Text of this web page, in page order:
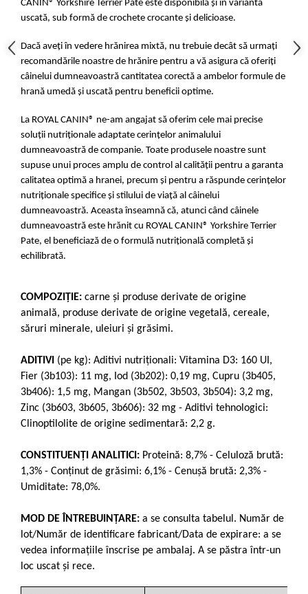
CANIN® Yorkshire Terrier Pate este disponibilă și în varianta
uscată, sub formă de crochete crocante și delicioase.
Dacă aveți în vedere hrănirea mixtă, nu trebuie decât să urmați
recomandările noastre de hrănire pentru a vă asigura că oferiți
câinelui dumneavoastră cantitatea corectă a ambelor formule de
hrană umedă și uscată pentru beneficii optime.
La ROYAL CANIN® ne-am angajat să oferim cele mai precise
soluții nutriționale adaptate cerințelor animalului
dumneavoastră de companie. Toate produsele noastre sunt
supuse unui proces amplu de control al calității pentru a garanta
calitatea optimă a hranei, precum și pentru a răspunde cerințelor
nutriționale specifice și stilului de viață al câinelui
dumneavoastră. Aceasta înseamnă că, atunci când câinele
dumneavoastră este hrănit cu ROYAL CANIN® Yorkshire Terrier
Pate, el beneficiază de o formulă nutrițională completă și
echilibrată.
COMPOZIŢIE: carne şi produse derivate de origine
animală, produse derivate de origine vegetală, cereale,
săruri minerale, uleiuri şi grăsimi.
ADITIVI (pe kg): Aditivi nutriţionali: Vitamina D3: 160 UI,
Fier (3b103): 11 mg, Iod (3b202): 0,19 mg, Cupru (3b405,
3b406): 1,5 mg, Mangan (3b502, 3b503, 3b504): 3,2 mg,
Zinc (3b603, 3b605, 3b606): 32 mg - Aditivi tehnologici:
Clinoptilolite de origine sedimentară: 2,2 g.
CONSTITUENŢI ANALITICI: Proteină: 8,7% - Celuloză brută:
1,3% - Conţinut de grăsimi: 6,1% - Cenuşă brută: 2,3% -
Umiditate: 78,0%.
MOD DE ÎNTREBUINŢARE: a se consulta tabelul. Număr de
lot/Număr de identificare fabricant/Data de expirare: a se
vedea informaţiile înscrise pe ambalaj. A se păstra într-un
loc uscat şi rece.